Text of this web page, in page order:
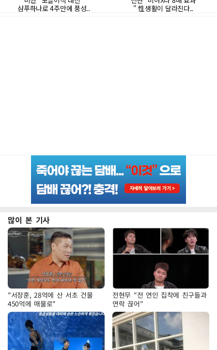
많이 본 기사
"서장훈, 28억에 산 서초 건물
450억에 매물로"
전현무 "전 연인 집착에 친구들과
연락 끊어"